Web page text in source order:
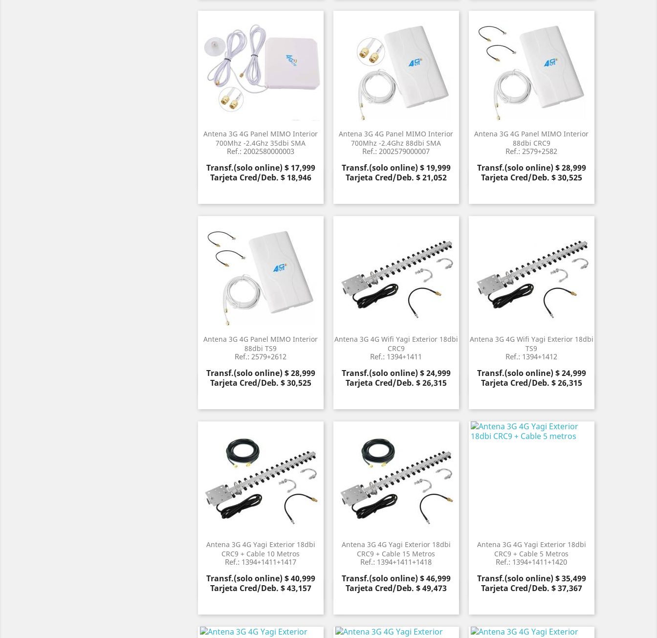
Antena 3G 4G Panel MIMO Interior
700Mhz -2.4Ghz 35dbi SMA
Ref.: 2002580000003
Precio
Transf.(solo online) $ 17,999
Tarjeta Cred/Deb. $ 18,946
Vista rápida
Antena 3G 4G Panel MIMO Interior
700Mhz -2.4Ghz 88dbi SMA
Ref.: 2002579000007
Precio
Transf.(solo online) $ 19,999
Tarjeta Cred/Deb. $ 21,052
Vista rápida
Antena 3G 4G Panel MIMO Interior
88dbi CRC9
Ref.: 2579+2582
Precio
Transf.(solo online) $ 28,999
Tarjeta Cred/Deb. $ 30,525
Vista rápida
Antena 3G 4G Panel MIMO Interior
88dbi TS9
Ref.: 2579+2612
Precio
Transf.(solo online) $ 28,999
Tarjeta Cred/Deb. $ 30,525
Vista rápida
Antena 3G 4G Wifi Yagi Exterior 18dbi
CRC9
Ref.: 1394+1411
Precio
Transf.(solo online) $ 24,999
Tarjeta Cred/Deb. $ 26,315
Vista rápida
Antena 3G 4G Wifi Yagi Exterior 18dbi
TS9
Ref.: 1394+1412
Precio
Transf.(solo online) $ 24,999
Tarjeta Cred/Deb. $ 26,315
Vista rápida
Antena 3G 4G Yagi Exterior 18dbi
CRC9 + Cable 10 Metros
Ref.: 1394+1411+1417
Precio
Transf.(solo online) $ 40,999
Tarjeta Cred/Deb. $ 43,157
Vista rápida
Antena 3G 4G Yagi Exterior 18dbi
CRC9 + Cable 15 Metros
Ref.: 1394+1411+1418
Precio
Transf.(solo online) $ 46,999
Tarjeta Cred/Deb. $ 49,473
Vista rápida
Antena 3G 4G Yagi Exterior 18dbi
CRC9 + Cable 5 Metros
Ref.: 1394+1411+1420
Precio
Transf.(solo online) $ 35,499
Tarjeta Cred/Deb. $ 37,367
Vista rápida